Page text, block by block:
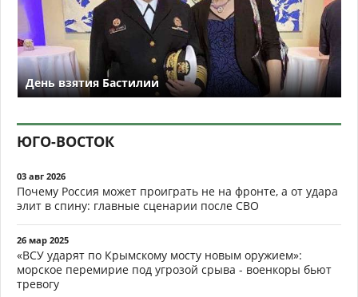
День взятия Бастилии
ЮГО-ВОСТОК
03 авг 2026
Почему Россия может проиграть не на фронте, а от удара
элит в спину: главные сценарии после СВО
26 мар 2025
«ВСУ ударят по Крымскому мосту новым оружием»:
морское перемирие под угрозой срыва - военкоры бьют
тревогу